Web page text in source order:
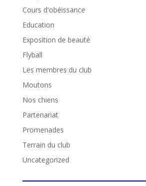
Cours d'obéissance
Education
Exposition de beauté
Flyball
Les membres du club
Moutons
Nos chiens
Partenariat
Promenades
Terrain du club
Uncategorized